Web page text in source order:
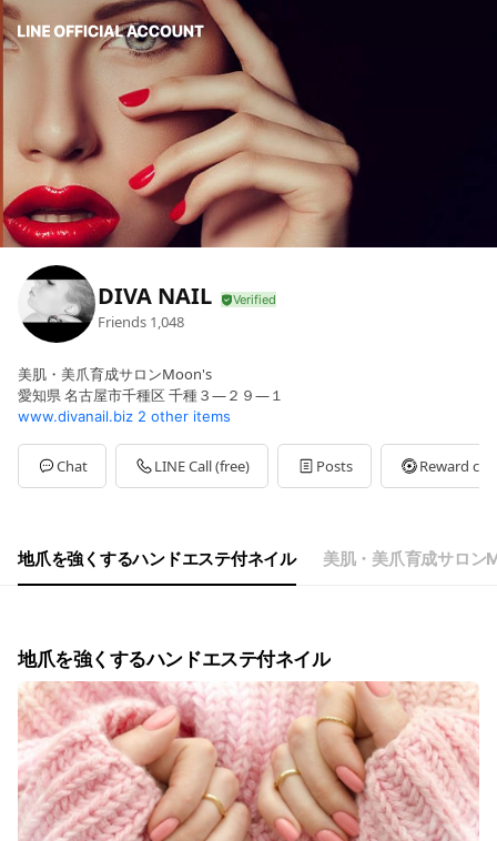
DIVA NAIL
Friends 1,048
美肌・美爪育成サロンMoon's
愛知県 名古屋市千種区 千種３―２９―１
www.divanail.biz 2 other items
Chat LINE Call (free) Posts Reward
地爪を強くするハンドエステ付ネイル 美肌・美爪育成サロン
地爪を強くするハンドエステ付ネイル